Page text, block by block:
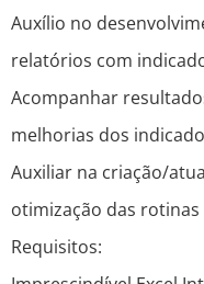
Auxílio no
relatórios com
Acompanhar
melhorias dos
Auxiliar na criação/
otimização das rotinas
Requisitos: